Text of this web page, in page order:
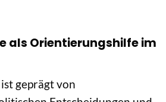
als Orientierungshilfe im
geprägt von